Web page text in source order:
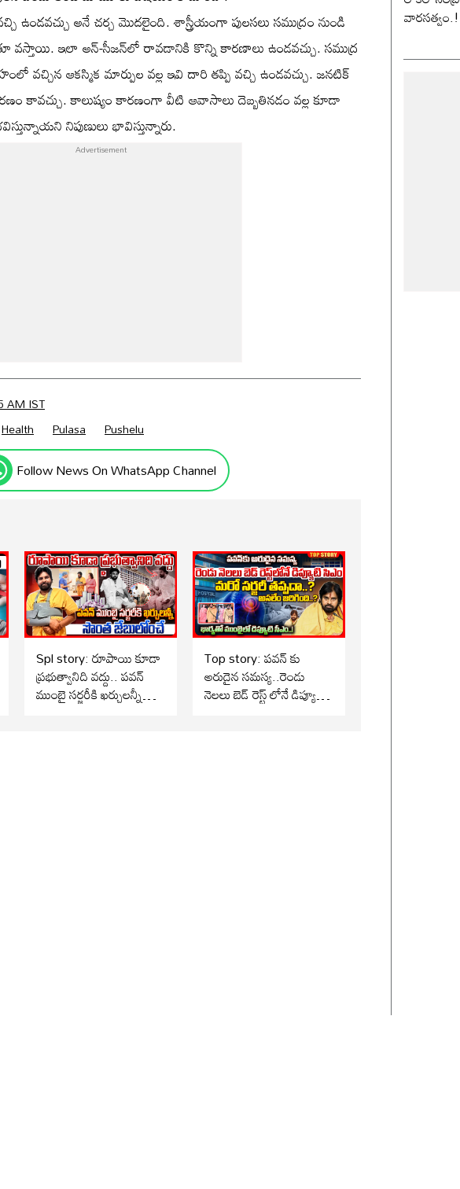
ఉండవచ్చు అనే చర్చ మొదలైంది. శాస్త్రీయంగా పులసలు సముద్రం నుండి
వస్తాయి. ఇలా అన్-సీజన్‌లో రావడానికి కొన్ని కారణాలు ఉండవచ్చు. సముద్ర
వచ్చిన ఆకస్మిక మార్పుల వల్ల ఇవి దారి తప్పి వచ్చి ఉండవచ్చు. జనటిక్
కావచ్చు. కాలుష్యం కారణంగా వీటి ఆవాసాలు దెబ్బతినడం వల్ల కూడా
నిపుణులు భావిస్తున్నారు.
AM IST
Health Pulasa Pushelu
Follow News On WhatsApp Channel
Spl story: రూపాయి కూడా
ప్రభుత్వానిది వద్దు.. పవన్
ముంబై సర్జరీకి ఖర్చులన్నీ
సొంత జేబులోంచే..!
Top story: పవన్ కు
అరుదైన సమస్య..రెండు
నెలలు బెడ్ రెస్ట్ లోనే డిప్యూటి
సిఎం మరో సర్జరీ తప్పదా..?
వారసత్వం.!